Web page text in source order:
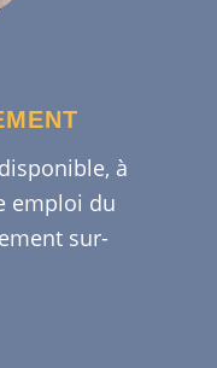
à
emploi du
sur-